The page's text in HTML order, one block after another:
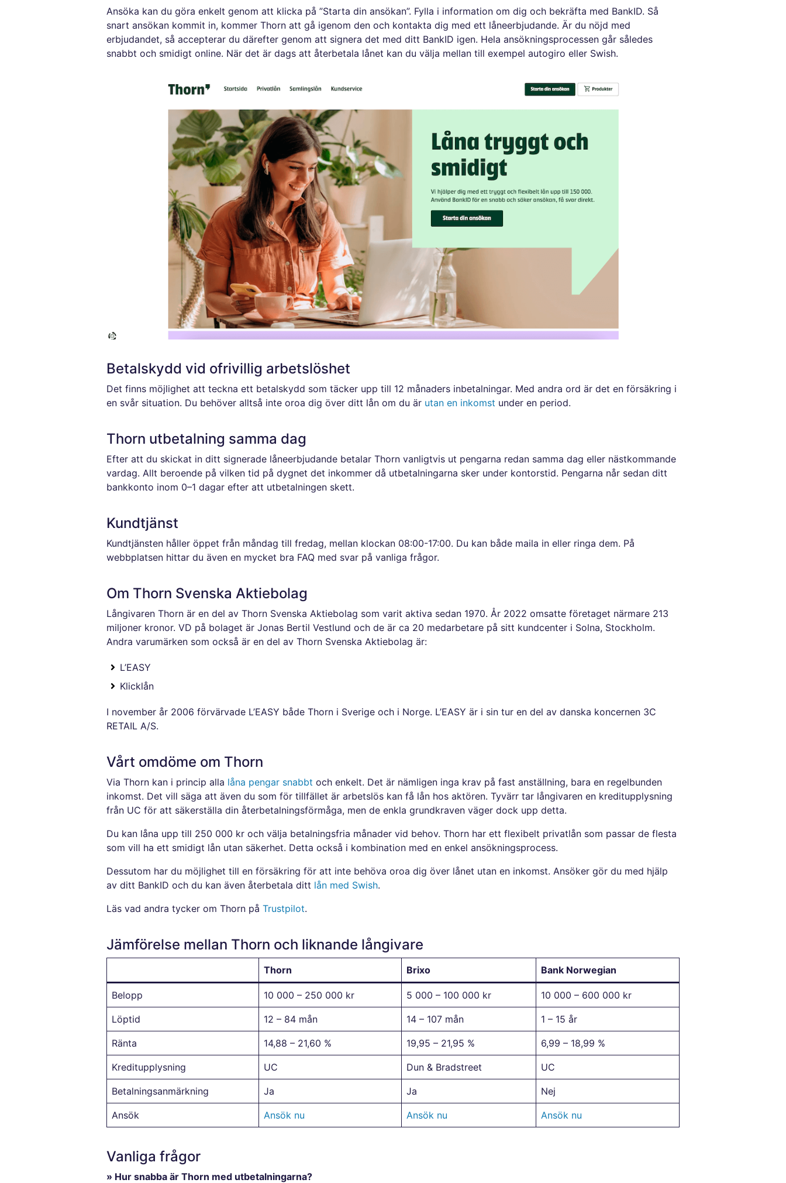
Ansöka kan du göra enkelt genom att klicka på ”Starta din ansökan”. Fylla i information om dig och bekräfta med BankID. Så
snart ansökan kommit in, kommer Thorn att gå igenom den och kontakta dig med ett låneerbjudande. Är du nöjd med
erbjudandet, så accepterar du därefter genom att signera det med ditt BankID igen. Hela ansökningsprocessen går således
snabbt och smidigt online. När det är dags att återbetala lånet kan du välja mellan till exempel autogiro eller Swish.
Betalskydd vid ofrivillig arbetslöshet
Det finns möjlighet att teckna ett betalskydd som täcker upp till 12 månaders inbetalningar. Med andra ord är det en försäkring i
en svår situation. Du behöver alltså inte oroa dig över ditt lån om du är utan en inkomst under en period.
Thorn utbetalning samma dag
Efter att du skickat in ditt signerade låneerbjudande betalar Thorn vanligtvis ut pengarna redan samma dag eller nästkommande
vardag. Allt beroende på vilken tid på dygnet det inkommer då utbetalningarna sker under kontorstid. Pengarna når sedan ditt
bankkonto inom 0–1 dagar efter att utbetalningen skett.
Kundtjänst
Kundtjänsten håller öppet från måndag till fredag, mellan klockan 08:00-17:00. Du kan både maila in eller ringa dem. På
webbplatsen hittar du även en mycket bra FAQ med svar på vanliga frågor.
Om Thorn Svenska Aktiebolag
Långivaren Thorn är en del av Thorn Svenska Aktiebolag som varit aktiva sedan 1970. År 2022 omsatte företaget närmare 213
miljoner kronor. VD på bolaget är Jonas Bertil Vestlund och de är ca 20 medarbetare på sitt kundcenter i Solna, Stockholm.
Andra varumärken som också är en del av Thorn Svenska Aktiebolag är:
L’EASY
Klicklån
I november år 2006 förvärvade L’EASY både Thorn i Sverige och i Norge. L’EASY är i sin tur en del av danska koncernen 3C
RETAIL A/S.
Vårt omdöme om Thorn
Via Thorn kan i princip alla låna pengar snabbt och enkelt. Det är nämligen inga krav på fast anställning, bara en regelbunden
inkomst. Det vill säga att även du som för tillfället är arbetslös kan få lån hos aktören. Tyvärr tar långivaren en kreditupplysning
från UC för att säkerställa din återbetalningsförmåga, men de enkla grundkraven väger dock upp detta.
Du kan låna upp till 250 000 kr och välja betalningsfria månader vid behov. Thorn har ett flexibelt privatlån som passar de flesta
som vill ha ett smidigt lån utan säkerhet. Detta också i kombination med en enkel ansökningsprocess.
Dessutom har du möjlighet till en försäkring för att inte behöva oroa dig över lånet utan en inkomst. Ansöker gör du med hjälp
av ditt BankID och du kan även återbetala ditt lån med Swish.
Läs vad andra tycker om Thorn på Trustpilot.
Jämförelse mellan Thorn och liknande långivare
Thorn Brixo Bank Norwegian
Belopp 10 000 – 250 000 kr 5 000 – 100 000 kr 10 000 – 600 000 kr
Löptid 12 – 84 mån 14 – 107 mån 1 – 15 år
Ränta 14,88 – 21,60 % 19,95 – 21,95 % 6,99 – 18,99 %
Kreditupplysning UC Dun & Bradstreet UC
Betalningsanmärkning Ja Ja Nej
Ansök Ansök nu Ansök nu Ansök nu
Vanliga frågor
» Hur snabba är Thorn med utbetalningarna?